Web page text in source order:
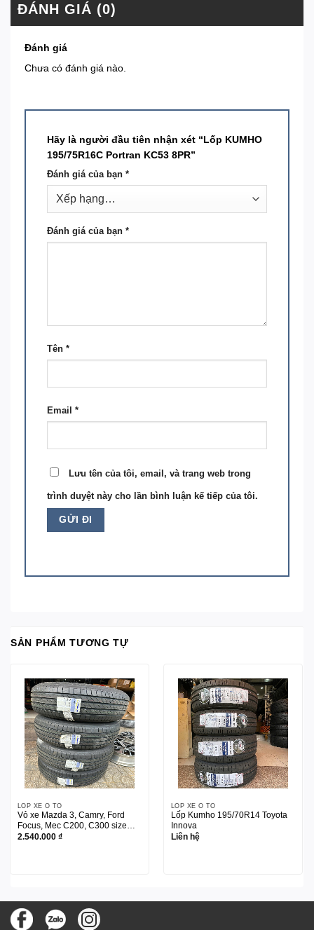
ĐÁNH GIÁ (0)
Đánh giá
Chưa có đánh giá nào.
Hãy là người đầu tiên nhận xét “Lốp KUMHO
195/75R16C Portran KC53 8PR”
Đánh giá của bạn *
Đánh giá của bạn *
Tên *
Email *
Lưu tên của tôi, email, và trang web trong
trình duyệt này cho lần bình luận kế tiếp của tôi.
SẢN PHẨM TƯƠNG TỰ
LỐP XE Ô TÔ
Vỏ xe Mazda 3, Camry, Ford
Focus, Mec C200, C300 size
205/60R16
2.540.000 ₫
LỐP XE Ô TÔ
Lốp Kumho 195/70R14 Toyota
Innova
Liên hệ